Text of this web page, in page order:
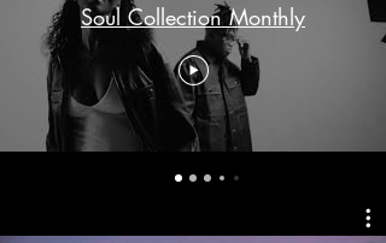
Soul Collection Monthly